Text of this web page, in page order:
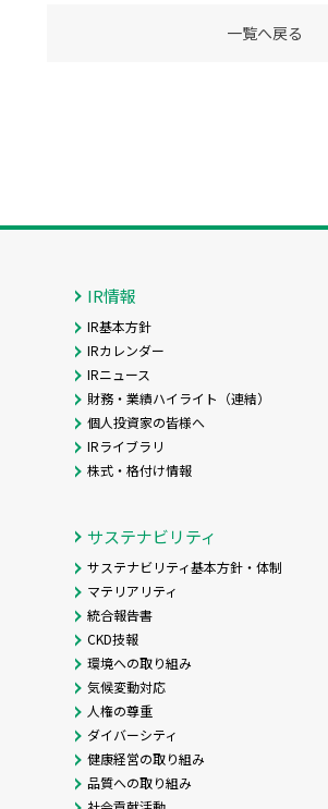
一覧へ戻る
IR情報
IR基本方針
IRカレンダー
IRニュース
財務・業績ハイライト（連結）
個人投資家の皆様へ
IRライブラリ
株式・格付け情報
サステナビリティ
サステナビリティ基本方針・体制
マテリアリティ
統合報告書
CKD技報
環境への取り組み
気候変動対応
人権の尊重
ダイバーシティ
健康経営の取り組み
品質への取り組み